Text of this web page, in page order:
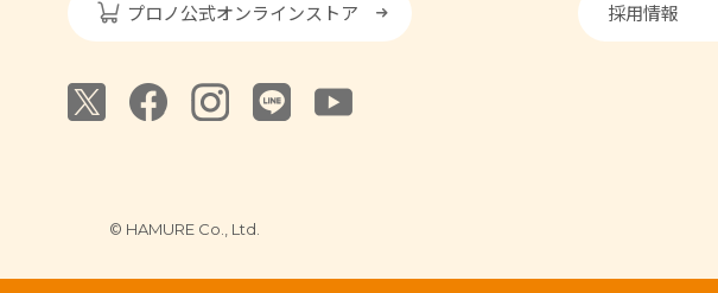
プロノ公式オンラインストア 採用情報
© HAMURE Co., Ltd.